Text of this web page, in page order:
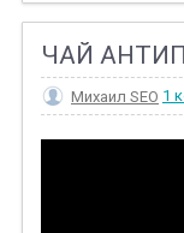
ЧАЙ
Михаил SEO 1